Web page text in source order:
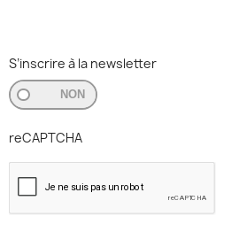
S’inscrire à la newsletter
NON
reCAPTCHA